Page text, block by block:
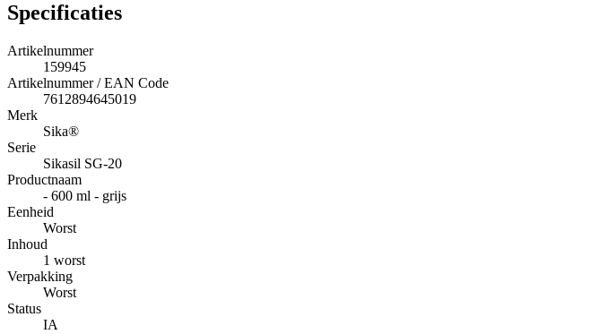
Specificaties
Artikelnummer
159945
Artikelnummer / EAN Code
7612894645019
Merk
Sika®
Serie
Sikasil SG-20
Productnaam
- 600 ml - grijs
Eenheid
Worst
Inhoud
1 worst
Verpakking
Worst
Status
IA